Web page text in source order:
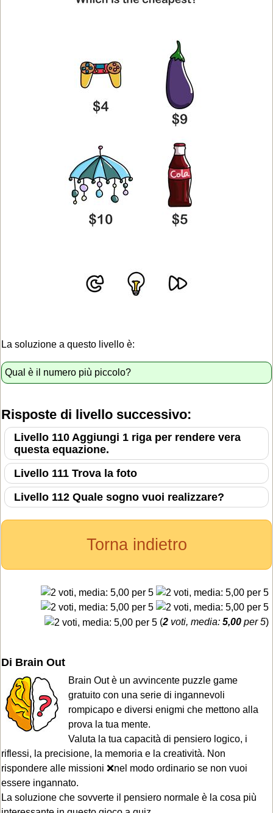
La soluzione a questo livello è:
Qual è il numero più piccolo?
Risposte di livello successivo:
Livello 110 Aggiungi 1 riga per rendere vera
questa equazione.
Livello 111 Trova la foto
Livello 112 Quale sogno vuoi realizzare?
Torna indietro
(2 voti, media: 5,00 per 5)
Di Brain Out
Brain Out è un avvincente puzzle game
gratuito con una serie di ingannevoli
rompicapo e diversi enigmi che mettono alla
prova la tua mente.
Valuta la tua capacità di pensiero logico, i
riflessi, la precisione, la memoria e la creatività. Non
rispondere alle missioni ❌nel modo ordinario se non vuoi
essere ingannato.
La soluzione che sovverte il pensiero normale è la cosa più